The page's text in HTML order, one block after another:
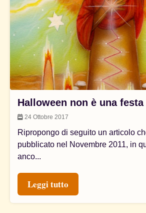
Halloween non è una
24 Ottobre 2017
Ripropongo di seguito un articolo
pubblicato nel Novembre 2011, in
anco...
Leggi tutto